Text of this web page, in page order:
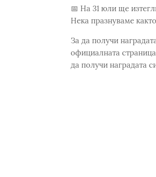
📅 На 31 юли ще
Нека празнуваме
За да получи
официалната
да получи наградата